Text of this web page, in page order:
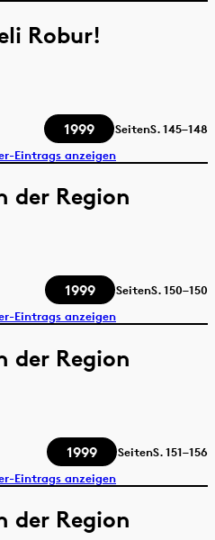
Robur!
1999 SeitenS.145–148
Eintrags anzeigen
der Region
1999 SeitenS.150–150
Eintrags anzeigen
der Region
1999 SeitenS.151–156
Eintrags anzeigen
der Region